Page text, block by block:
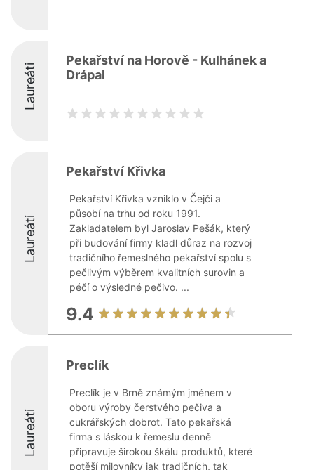
Laureáti
Pekařství na Horově - Kulhánek a
Drápal
Laureáti
Pekařství Křivka
Pekařství Křivka vzniklo v Čejči a
působí na trhu od roku 1991.
Zakladatelem byl Jaroslav Pešák, který
při budování firmy kladl důraz na rozvoj
tradičního řemeslného pekařství spolu s
pečlivým výběrem kvalitních surovin a
péčí o výsledné pečivo. ...
9.4
Laureáti
Preclík
Preclík je v Brně známým jménem v
oboru výroby čerstvého pečiva a
cukrářských dobrot. Tato pekařská
firma s láskou k řemeslu denně
připravuje širokou škálu produktů, které
potěší milovníky jak tradičních, tak